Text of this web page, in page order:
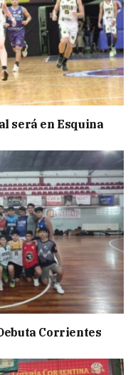
será en Esquina
Corrientes